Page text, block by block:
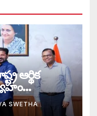
ఆర్థిక
SWETHA